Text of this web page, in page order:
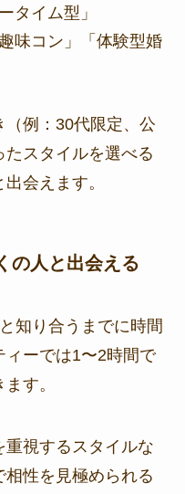
タイム型」
味コン」「体験型婚
（例：30代限定、公
スタイルを選べる
会えます。
の人と出会える
知り合うまでに時間
ィーでは1〜2時間で
す。
重視するスタイルな
性を見極められる